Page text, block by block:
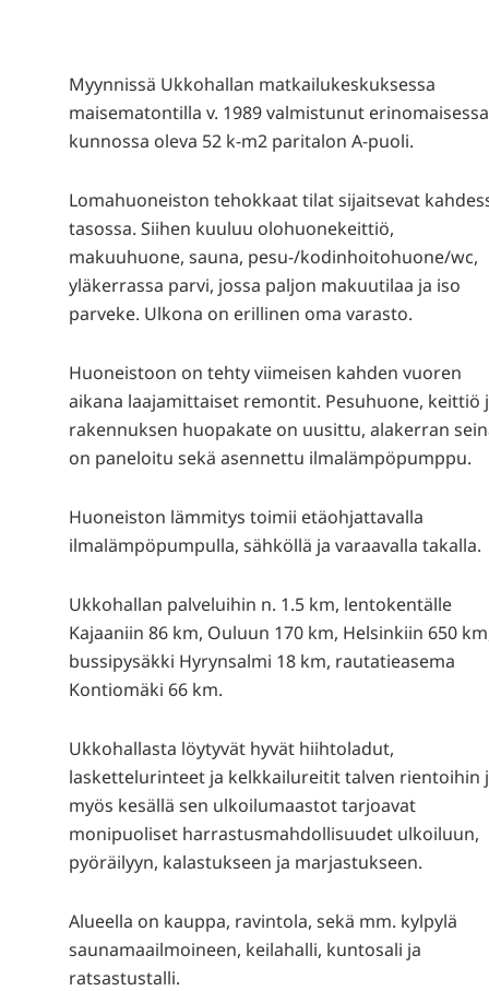
Myynnissä Ukkohallan matkailukeskuksessa
maisematontilla v. 1989 valmistunut erinomaisessa
kunnossa oleva 52 k-m2 paritalon A-puoli.
Lomahuoneiston tehokkaat tilat sijaitsevat
tasossa. Siihen kuuluu olohuonekeittiö,
makuuhuone, sauna, pesu-/kodinhoitohuone/wc,
yläkerrassa parvi, jossa paljon makuutilaa ja iso
parveke. Ulkona on erillinen oma varasto.
Huoneistoon on tehty viimeisen kahden vuoren
aikana laajamittaiset remontit. Pesuhuone, keittiö
rakennuksen huopakate on uusittu, alakerran
on paneloitu sekä asennettu ilmalämpöpumppu.
Huoneiston lämmitys toimii etäohjattavalla
ilmalämpöpumpulla, sähköllä ja varaavalla takalla.
Ukkohallan palveluihin n. 1.5 km, lentokentälle
Kajaaniin 86 km, Ouluun 170 km, Helsinkiin 650
bussipysäkki Hyrynsalmi 18 km, rautatieasema
Kontiomäki 66 km.
Ukkohallasta löytyvät hyvät hiihtoladut,
laskettelurinteet ja kelkkailureitit talven rientoihin
myös kesällä sen ulkoilumaastot tarjoavat
monipuoliset harrastusmahdollisuudet ulkoiluun,
pyöräilyyn, kalastukseen ja marjastukseen.
Alueella on kauppa, ravintola, sekä mm. kylpylä
saunamaailmoineen, keilahalli, kuntosali ja
ratsastustalli.